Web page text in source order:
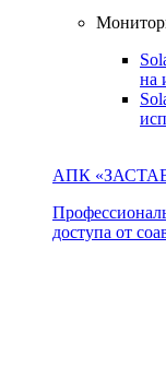
на
АПК
доступа от